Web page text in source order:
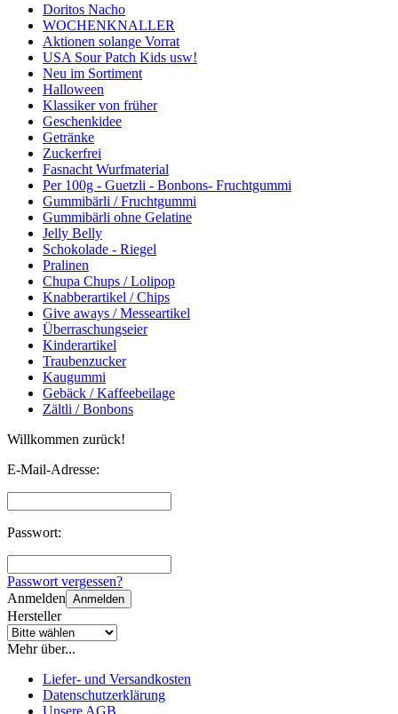
Doritos Nacho
WOCHENKNALLER
Aktionen solange Vorrat
USA Sour Patch Kids usw!
Neu im Sortiment
Halloween
Klassiker von früher
Geschenkidee
Getränke
Zuckerfrei
Fasnacht Wurfmaterial
Per 100g - Guetzli - Bonbons- Fruchtgummi
Gummibärli / Fruchtgummi
Gummibärli ohne Gelatine
Jelly Belly
Schokolade - Riegel
Pralinen
Chupa Chups / Lolipop
Knabberartikel / Chips
Give aways / Messeartikel
Überraschungseier
Kinderartikel
Traubenzucker
Kaugummi
Gebäck / Kaffeebeilage
Zältli / Bonbons
Willkommen zurück!
E-Mail-Adresse:
Passwort:
Passwort vergessen?
Anmelden Anmelden
Hersteller
Mehr über...
Liefer- und Versandkosten
Datenschutzerklärung
Unsere AGB